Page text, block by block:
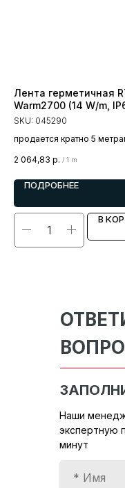
Лента герметичная
Warm2700 (14 W/m,
SKU: 045290
продается кратно 5
2 064,83 р. / 1 m
ПОДРОБНЕЕ
В
Наши
экспертную
минут